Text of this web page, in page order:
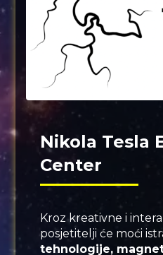
Nikola Tesla
Center
Kroz kreativne i
posjetitelji će moći
tehnologije,